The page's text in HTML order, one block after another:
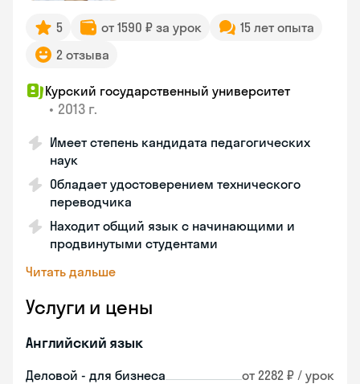
5 от 1590 ₽ за урок
15 лет опыта
2 отзыва
Курский государственный университет
• 2013 г.
Имеет степень кандидата педагогических
наук
Обладает удостоверением технического
переводчика
Находит общий язык с начинающими и
продвинутыми студентами
Читать дальше
Услуги и цены
Английский язык
Деловой - для бизнеса от 2282 ₽ / урок